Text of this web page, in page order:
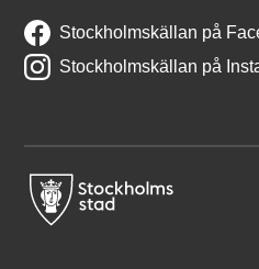
Stockholmskällan på
Stockholmskällan på